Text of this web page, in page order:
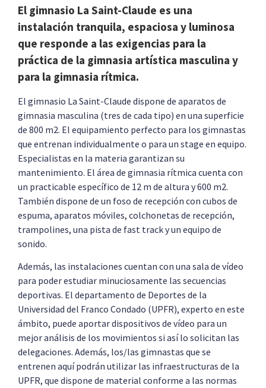
El gimnasio La Saint-Claude es una
instalación tranquila, espaciosa y luminosa
que responde a las exigencias para la
práctica de la gimnasia artística masculina y
para la gimnasia rítmica.
El gimnasio La Saint-Claude dispone de aparatos de
gimnasia masculina (tres de cada tipo) en una superficie
de 800 m2. El equipamiento perfecto para los gimnastas
que entrenan individualmente o para un stage en equipo.
Especialistas en la materia garantizan su
mantenimiento. El área de gimnasia rítmica cuenta con
un practicable específico de 12 m de altura y 600 m2.
También dispone de un foso de recepción con cubos de
espuma, aparatos móviles, colchonetas de recepción,
trampolines, una pista de fast track y un equipo de
sonido.
Además, las instalaciones cuentan con una sala de vídeo
para poder estudiar minuciosamente las secuencias
deportivas. El departamento de Deportes de la
Universidad del Franco Condado (UPFR), experto en este
ámbito, puede aportar dispositivos de vídeo para un
mejor análisis de los movimientos si así lo solicitan las
delegaciones. Además, los/las gimnastas que se
entrenen aquí podrán utilizar las infraestructuras de la
UPFR, que dispone de material conforme a las normas